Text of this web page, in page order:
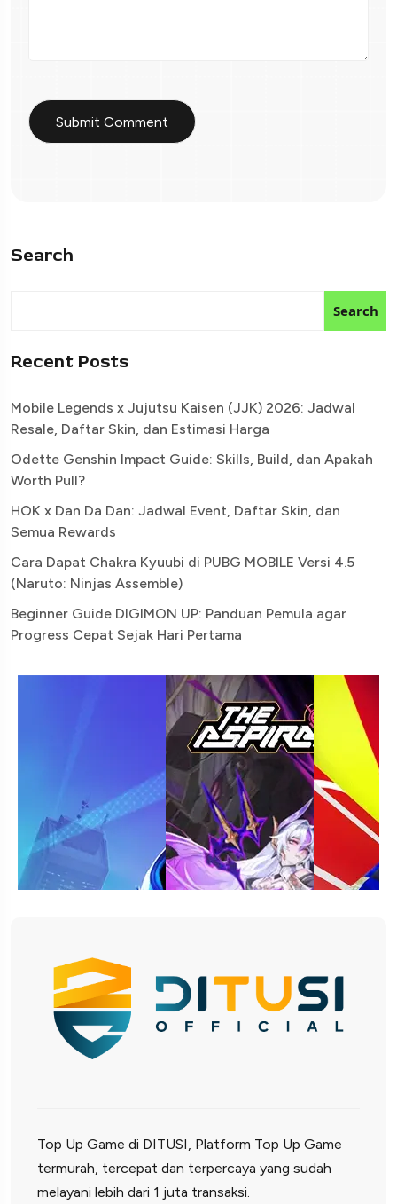
Search
Search
Recent Posts
Mobile Legends x Jujutsu Kaisen (JJK) 2026: Jadwal
Resale, Daftar Skin, dan Estimasi Harga
Odette Genshin Impact Guide: Skills, Build, dan Apakah
Worth Pull?
HOK x Dan Da Dan: Jadwal Event, Daftar Skin, dan
Semua Rewards
Cara Dapat Chakra Kyuubi di PUBG MOBILE Versi 4.5
(Naruto: Ninjas Assemble)
Beginner Guide DIGIMON UP: Panduan Pemula agar
Progress Cepat Sejak Hari Pertama
Top Up Game di DITUSI, Platform Top Up Game
termurah, tercepat dan terpercaya yang sudah
melayani lebih dari 1 juta transaksi.